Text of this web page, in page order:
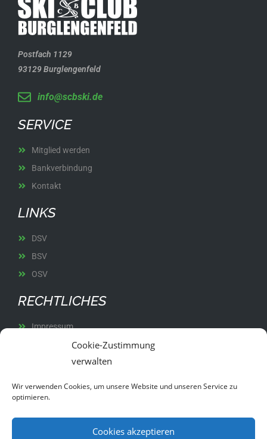
Cookie-Zustimmung
verwalten
Wir verwenden Cookies, um unsere Website und unseren Service zu
optimieren.
Cookies akzeptieren
Postfach 1129
93129 Burglengenfeld
info@scbski.de
SERVICE
Mitglied werden
Bankverbindung
Kontakt
LINKS
DSV
BSV
OSV
RECHTLICHES
Impressum
Datenschutz